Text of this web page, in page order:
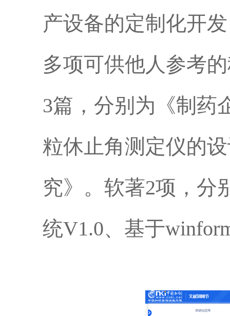
产设备的定制化开
多项可供他人参考
3篇，分别为《制药
粒休止角测定仪的
究》。软著2项，分
统V1.0、基于